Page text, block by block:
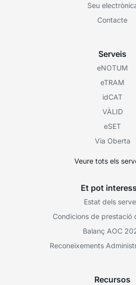
Seu
Contacte
Serveis
eNOTUM
eTRAM
idCAT
VÀLID
eSET
Via Oberta
Veure tots els
Et pot
Estat dels
Condicions de prestació
Balanç AOC
Reconeixements
Recursos